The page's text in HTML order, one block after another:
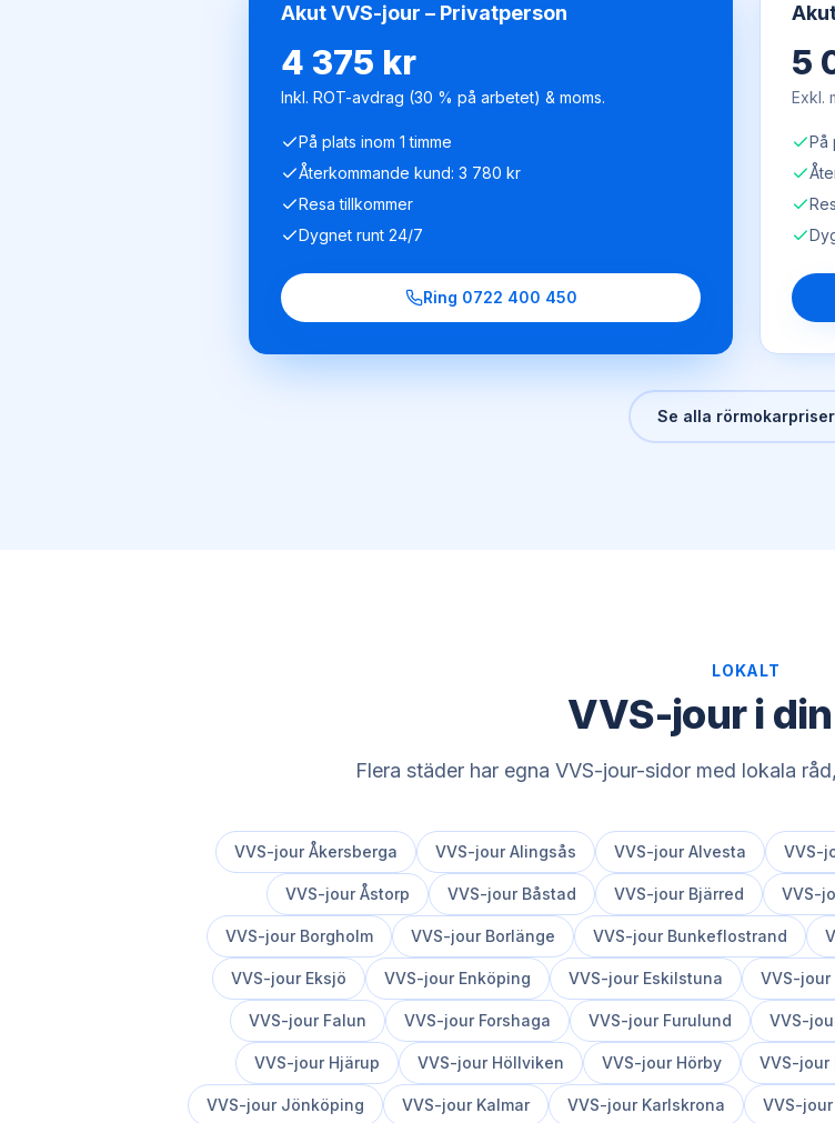
Akut VVS-jour – Privatperson
4 375 kr
Inkl. ROT-avdrag (30 % på arbetet) & moms.
På plats inom 1 timme
Återkommande kund: 3 780 kr
Resa tillkommer
Dygnet runt 24/7
Ring 0722 400 450
5
Exkl.
På
Se alla rörmokarpriser
LOKALT
VVS-jour i
Flera städer har egna VVS-jour-sidor med lokala
VVS-jourÅkersberga VVS-jourAlingsås VVS-jourAlvesta VVS-
VVS-jourÅstorp VVS-jour Båstad VVS-jour Bjärred VVS-
VVS-jour Borgholm VVS-jour Borlänge VVS-jour Bunkeflostrand
VVS-jour Eksjö VVS-jour Enköping VVS-jour Eskilstuna VVS-jour
VVS-jour Falun VVS-jour Forshaga VVS-jour Furulund VVS-
VVS-jour Hjärup VVS-jour Höllviken VVS-jour Hörby VVS-jour
VVS-jour Jönköping VVS-jour Kalmar VVS-jour Karlskrona VVS-jour